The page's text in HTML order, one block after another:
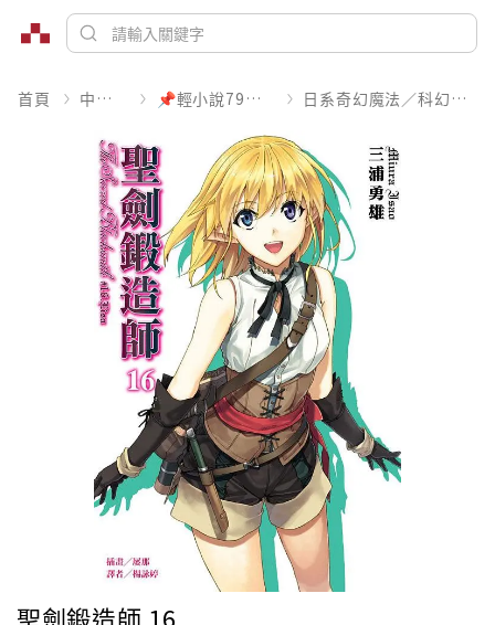
首頁 中文書 📌輕小說79折起 日系奇幻魔法／科幻冒險
聖劍鍛造師 16